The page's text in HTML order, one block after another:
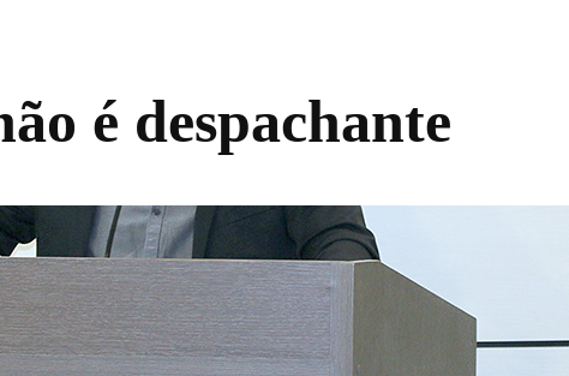
é despachante